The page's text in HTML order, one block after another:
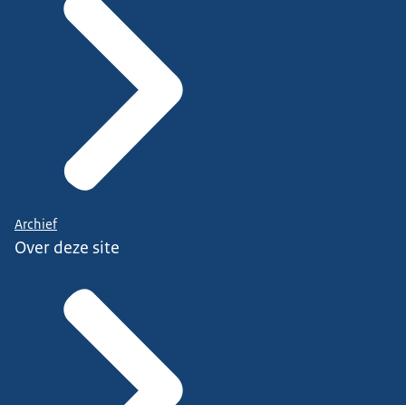
Archief
Over deze site